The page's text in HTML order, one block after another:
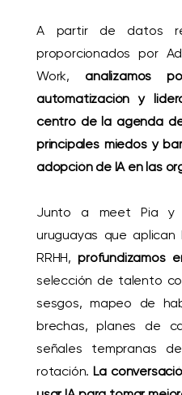
A partir de datos
proporcionados por
Work,analizamos
automatización y
centro de la agenda
principales miedos y
adopción de IA en las
Junto a meet Pia y
uruguayas que
RRHH,profundizamos
selección de talento
sesgos, mapeo de
brechas, planes de
señales tempranas
rotación. La